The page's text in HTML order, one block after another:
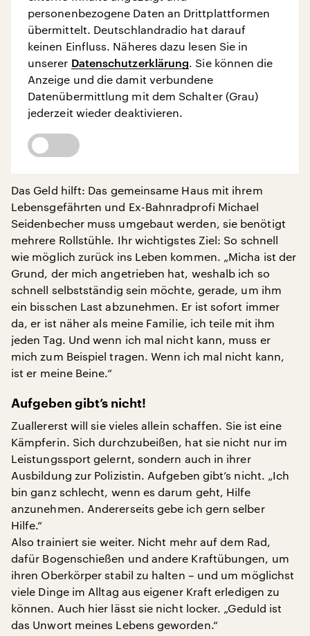
personenbezogene Daten an Drittplattformen
übermittelt. Deutschlandradio hat darauf
keinen Einfluss. Näheres dazu lesen Sie in
unserer Datenschutzerklärung. Sie können die
Anzeige und die damit verbundene
Datenübermittlung mit dem Schalter (Grau)
jederzeit wieder deaktivieren.
Das Geld hilft: Das gemeinsame Haus mit ihrem
Lebensgefährten und Ex-Bahnradprofi Michael
Seidenbecher muss umgebaut werden, sie benötigt
mehrere Rollstühle. Ihr wichtigstes Ziel: So schnell
wie möglich zurück ins Leben kommen. „Micha ist der
Grund, der mich angetrieben hat, weshalb ich so
schnell selbstständig sein möchte, gerade, um ihm
ein bisschen Last abzunehmen. Er ist sofort immer
da, er ist näher als meine Familie, ich teile mit ihm
jeden Tag. Und wenn ich mal nicht kann, muss er
mich zum Beispiel tragen. Wenn ich mal nicht kann,
ist er meine Beine.“
Aufgeben gibt’s nicht!
Zuallererst will sie vieles allein schaffen. Sie ist eine
Kämpferin. Sich durchzubeißen, hat sie nicht nur im
Leistungssport gelernt, sondern auch in ihrer
Ausbildung zur Polizistin. Aufgeben gibt’s nicht. „Ich
bin ganz schlecht, wenn es darum geht, Hilfe
anzunehmen. Andererseits gebe ich gern selber
Hilfe.“
Also trainiert sie weiter. Nicht mehr auf dem Rad,
dafür Bogenschießen und andere Kraftübungen, um
ihren Oberkörper stabil zu halten – und um möglichst
viele Dinge im Alltag aus eigener Kraft erledigen zu
können. Auch hier lässt sie nicht locker. „Geduld ist
das Unwort meines Lebens geworden.“